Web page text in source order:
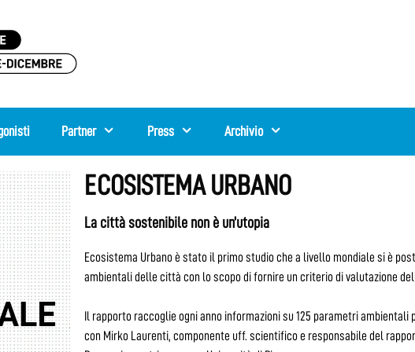
Partner Press Archivio
ECOSISTEMA URBANO
La città sostenibile non è un’utopia
Ecosistema Urbano è stato il primo studio che a livello mondiale si è
ambientali delle città con lo scopo di fornire un criterio di valutazione
Il rapporto raccoglie ogni anno informazioni su 125 parametri
con Mirko Laurenti, componente uff. scientifico e responsabile del